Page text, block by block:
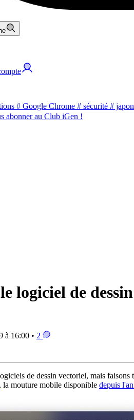
# Google Chrome # sécurité # japon
abonner au Club iGen !
logiciel de
à 16:00 • 2
de dessin vectoriel, mais faisons
, la mouture mobile disponible depuis